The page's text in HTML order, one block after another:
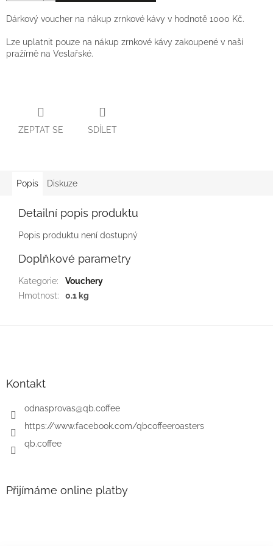
Dárkový voucher na nákup zrnkové kávy v hodnotě 1000 Kč.
Lze uplatnit pouze na nákup zrnkové kávy zakoupené v naší
pražírně na Veslařské.
ZEPTAT SE SDÍLET
Popis Diskuze
Detailní popis produktu
Popis produktu není dostupný
Doplňkové parametry
Kategorie:
Vouchery
Hmotnost: 0.1 kg
Kontakt
odnasprovas@qb.coffee
https://www.facebook.com/qbcoffeeroasters
qb.coffee
Přijímáme online platby